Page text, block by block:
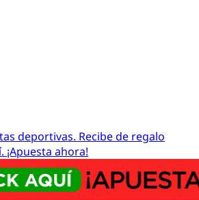
deportivas. Recibe de regalo
¡Apuesta ahora!